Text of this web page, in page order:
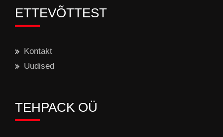
ETTEVÕTTEST
Kontakt
Uudised
TEHPACK OÜ